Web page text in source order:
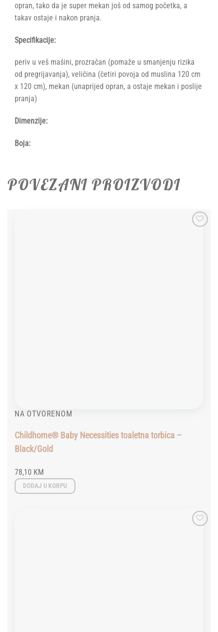
opran, tako da je super mekan još od samog početka, a
takav ostaje i nakon pranja.
Specifikacije:
periv u veš mašini, prozračan (pomaže u smanjenju rizika
od pregrijavanja), veličina (četiri povoja od muslina 120 cm
x 120 cm), mekan (unaprijed opran, a ostaje mekan i poslije
pranja)
Dimenzije:
Boja:
POVEZANI PROIZVODI
NA OTVORENOM
Childhome® Baby Necessities toaletna torbica –
Black/Gold
78,10 KM
DODAJ U KORPU